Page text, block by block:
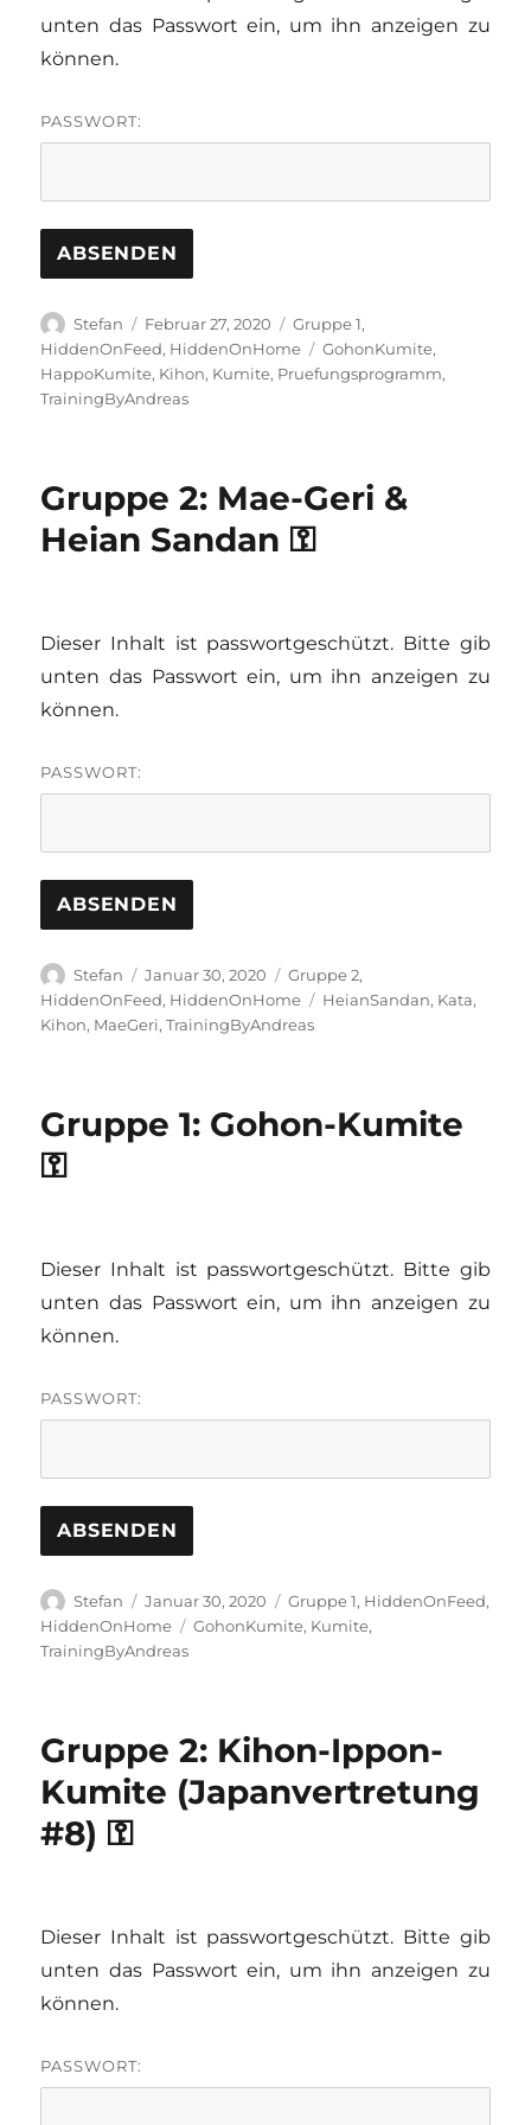
unten das Passwort ein, um ihn anzeigen zu
können.
PASSWORT:
Autor
Stefan
Veröffentlicht
am
Februar 27, 2020 Kategorien
Gruppe 1,
HiddenOnFeed, HiddenOnHome Schlagwörter
GohonKumite,
HappoKumite, Kihon, Kumite, Pruefungsprogramm,
TrainingByAndreas
Gruppe 2: Mae-Geri &
Heian Sandan ⚿
Dieser Inhalt ist passwortgeschützt. Bitte gib
unten das Passwort ein, um ihn anzeigen zu
können.
PASSWORT:
Autor
Stefan
Veröffentlicht
am
Januar 30, 2020 Kategorien
Gruppe 2,
HiddenOnFeed, HiddenOnHome Schlagwörter
HeianSandan, Kata,
Kihon, MaeGeri,TrainingByAndreas
Gruppe 1: Gohon-Kumite
⚿
Dieser Inhalt ist passwortgeschützt. Bitte gib
unten das Passwort ein, um ihn anzeigen zu
können.
PASSWORT:
Autor
Stefan
Veröffentlicht
am
Januar 30, 2020 Kategorien
Gruppe 1, HiddenOnFeed,
HiddenOnHome
Schlagwörter
GohonKumite, Kumite,
TrainingByAndreas
Gruppe 2: Kihon-Ippon-
Kumite (Japanvertretung
#8) ⚿
Dieser Inhalt ist passwortgeschützt. Bitte gib
unten das Passwort ein, um ihn anzeigen zu
können.
PASSWORT: